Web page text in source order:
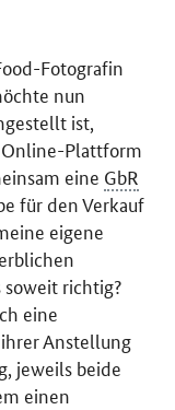
-Fotografin
nun
ist,
Online-Plattform
eine GbR
für den Verkauf
eigene
richtig?
eine
Anstellung
jeweils beide
einen